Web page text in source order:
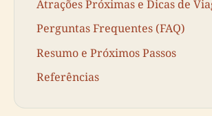
Atrações Próximas e Dicas de
Perguntas Frequentes (FAQ)
Resumo e Próximos Passos
Referências